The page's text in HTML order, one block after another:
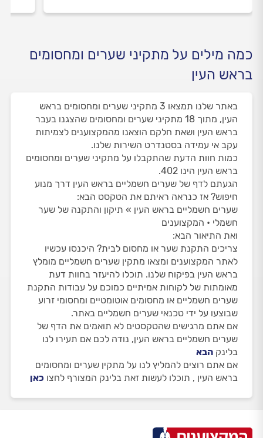
כמה מילים על מתקיני שערים ומחסומים
בראש העין
באתר שלנו תמצאו 3 מתקיני שערים ומחסומים בראש
העין, מתוך 18 מתקיני שערים ומחסומים שהצגנו בעבר
בראש העין ושאת חלקם הוצאנו מהמקצוענים לצמיתות
עקב אי עמידה בסטנדרט השירות שלנו.
כמות חוות הדעת שהתקבלו על מתקיני שערים ומחסומים
בראש העין הינו 402.
הגעתם לדף של שערים חשמליים בראש העין דרך מנוע
חיפוש? אז כנראה ראיתם את הטקסט הבא:
שערים חשמליים בראש העין » תיקון והתקנה של שער
חשמלי • המקצוענים
ואת התיאור הבא:
צריכים התקנת שער או מחסום לבית? היכנסו עכשיו
לאתר המקצוענים ומצאו מתקין שערים חשמליים מומלץ
בראש העין בפיקוח שלנו. תוכלו להיעזר בחוות דעת
מאומתות של לקוחות אמיתיים כמוכם על עבודות התקנת
שערים חשמליים או מחסומים אוטומטיים ומחסומי זרוע
שבוצעו על ידי טכנאי שערים חשמליים באתר.
אם אתם מרגישים שהטקסטים לא תואמים את הדף של
שערים חשמליים בראש העין, נודה לכם אם תעירו לנו
בלינק הבא
אם אתם רוצים להמליץ לנו על מתקין שערים ומחסומים
בראש העין , תוכלו לעשות זאת בלינק המצורף לחצו כאן